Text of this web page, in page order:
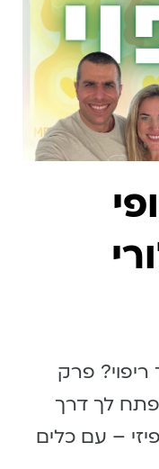
4 גופי
פרק
לך דרך
– עם כלים